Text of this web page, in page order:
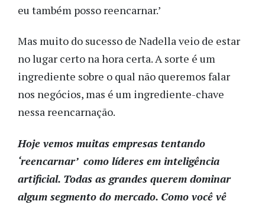
eu também posso reencarnar.’
Mas muito do sucesso de Nadella veio de estar
no lugar certo na hora certa. A sorte é um
ingrediente sobre o qual não queremos falar
nos negócios, mas é um ingrediente-chave
nessa reencarnação.
Hoje vemos muitas empresas tentando
‘reencarnar’ como líderes em inteligência
artificial. Todas as grandes querem dominar
algum segmento do mercado. Como você vê